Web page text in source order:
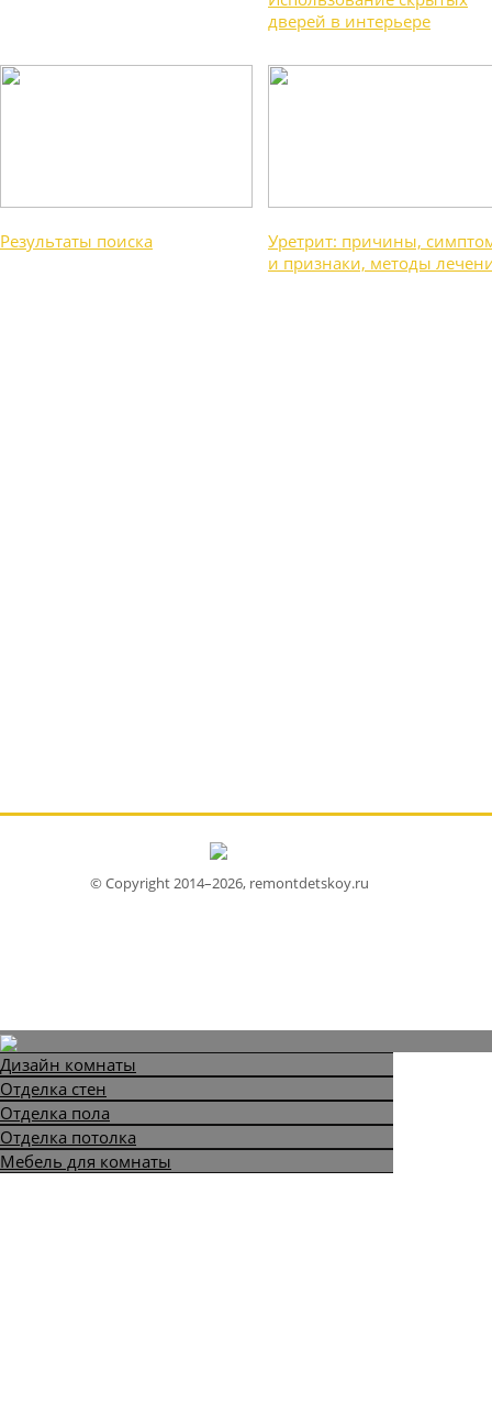
дверей в интерьере
Результаты поиска
Уретрит: причины,
и признаки, методы
© Copyright 2014–2026, remontdetskoy.ru
Дизайн комнаты
Отделка стен
Отделка пола
Отделка потолка
Мебель для комнаты